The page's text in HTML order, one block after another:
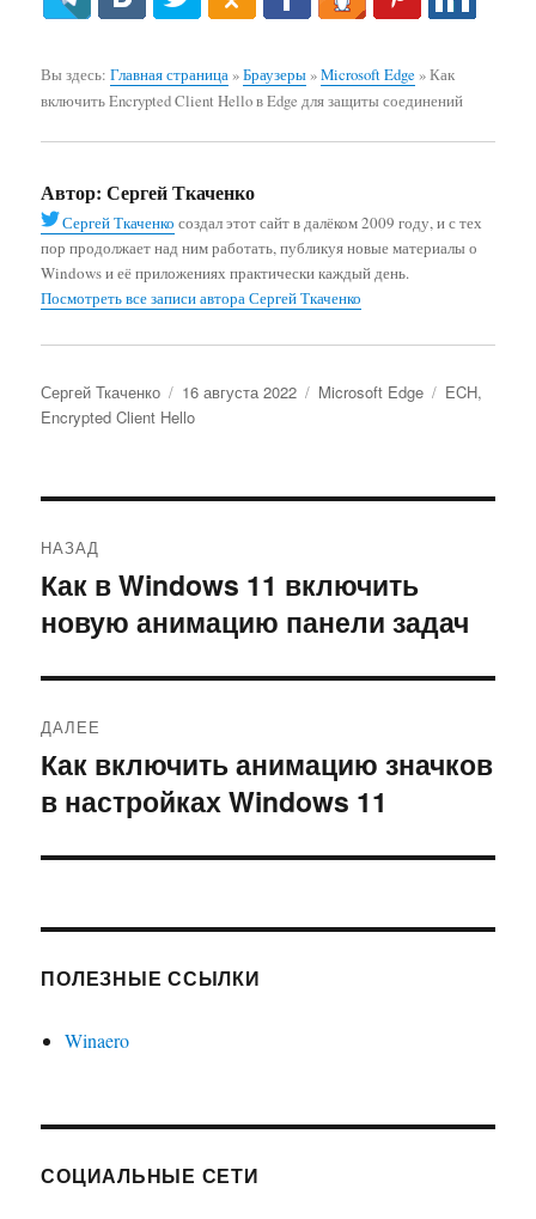
Вы здесь:Главная страница»Браузеры»Microsoft Edge »Как
включить Encrypted Client Hello в Edge для защиты соединений
Автор: Сергей Ткаченко
Сергей Ткаченко создал этот сайт в далёком 2009 году, и с тех
пор продолжает над ним работать, публикуя новые материалы о
Windows и её приложениях практически каждый день.
Посмотреть все записи автора Сергей Ткаченко
Автор
Сергей Ткаченко Опубликовано
16 августа 2022 Рубрики
Microsoft Edge Метки
ECH,
Encrypted Client Hello
по
записям
НАЗАД
Предыдущая
запись:
Как в Windows 11 включить
новую анимацию панели задач
ДАЛЕЕ
Следующая
запись:
Как включить анимацию значков
в настройках Windows 11
ПОЛЕЗНЫЕ ССЫЛКИ
Winaero
СОЦИАЛЬНЫЕ СЕТИ